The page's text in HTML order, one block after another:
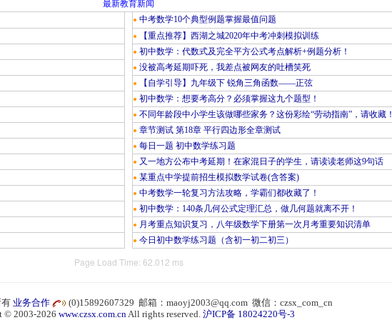
最新教育新闻
● 中考数学10个典型例题掌握最值问题
● 【重点推荐】西湖之城2020年中考冲刺模拟训练
● 初中数学：代数式及完全平方公式考点解析+例题分析！
● 没被高考延期吓死，我差点被网友的吐槽笑死
● 【自学引导】九年级下 锐角三角函数——正弦
● 初中数学：想要考高分？必须掌握这九个题型！
● 不同年龄段中小学生该做哪些家务？这份彩绘“劳动指南”，请收藏！
● 章节测试 第18章 平行四边形全章测试
● 每日一题 初中数学练习题
● 又一地方公布中考延期！在家混日子的学生，请读读老师这9句话
● 某重点中学提前招生模拟数学试卷(含答案)
● 中考数学一轮复习方法攻略，学霸们都收藏了！
● 初中数学：140条几何公式定理汇总，做几何题就离不开！
● 月考重点知识复习，八年级数学下册第一次月考重要知识清单
● 今日初中数学练习题（含初一初二初三）
Page Load Time: 62.012 ms
业务合作
(0)15892607329 邮箱：maoyj2003@qq.com 微信：czsx_com_cn
© 2003-2026 www.czsx.com.cnAll rights reserved. 沪ICP备 18024220号-3